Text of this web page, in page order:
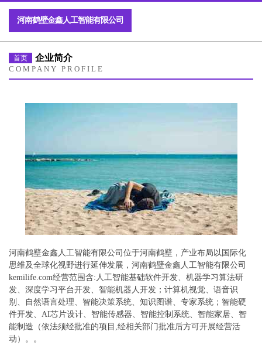
河南鹤壁金鑫人工智能有限公司
首页 企业简介
COMPANY PROFILE
河南鹤壁金鑫人工智能有限公司位于河南鹤壁，产业布局以国际化
思维及全球化视野进行延伸发展，河南鹤壁金鑫人工智能有限公司
kemilife.com经营范围含:人工智能基础软件开发、机器学习算法研
发、深度学习平台开发、智能机器人开发；计算机视觉、语音识
别、自然语言处理、智能决策系统、知识图谱、专家系统；智能硬
件开发、AI芯片设计、智能传感器、智能控制系统、智能家居、智
能制造（依法须经批准的项目,经相关部门批准后方可开展经营活
动）。。